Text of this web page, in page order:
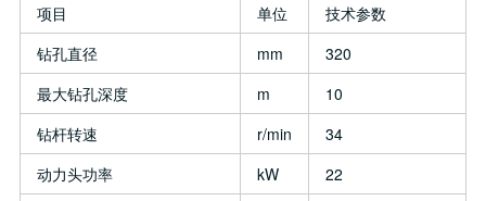
项目 单位
技术参数
钻孔直径
mm
320
最大钻孔深度
m
10
钻杆转速
r/min
34
动力头功率
kW
22